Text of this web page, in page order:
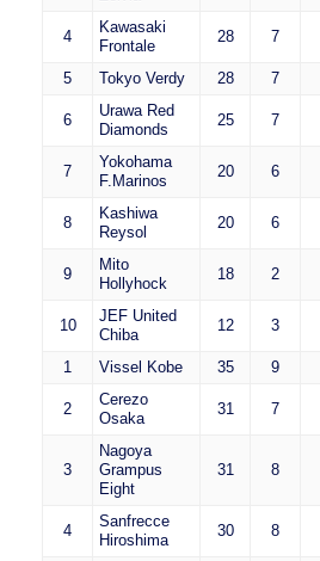
4
Kawasaki
Frontale
28 7
5 Tokyo Verdy 28 7
6
Urawa Red
Diamonds
25 7
7
Yokohama
F.Marinos
20 6
8
Kashiwa
Reysol
20 6
9
Mito
Hollyhock
18 2
10
JEF United
Chiba
12 3
1 Vissel Kobe 35 9
2
Cerezo
Osaka
31 7
3
Nagoya
Grampus
Eight
31 8
4
Sanfrecce
Hiroshima
30 8